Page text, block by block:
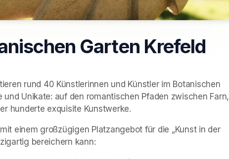
Garten Krefeld
rund 40 Künstlerinnen und Künstler im Botanischen
Unikate: auf den romantischen Pfaden zwischen Farn,
hunderte exquisite Kunstwerke.
einem großzügigen Platzangebot für die „Kunst in der
bereichern kann: